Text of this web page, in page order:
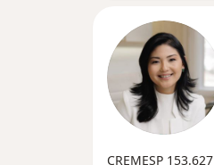
CREMESP 153.627